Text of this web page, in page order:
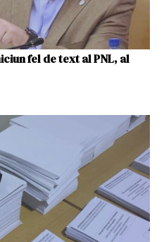
fel de text al PNL, al